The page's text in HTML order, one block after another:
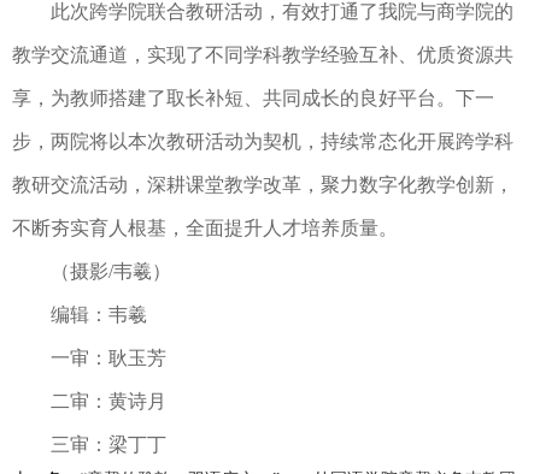
此次跨学院联合教研活动，有效打通了我院与商学院的
教学交流通道，实现了不同学科教学经验互补、优质资源共
享，为教师搭建了取长补短、共同成长的良好平台。下一
步，两院将以本次教研活动为契机，持续常态化开展跨学科
教研交流活动，深耕课堂教学改革，聚力数字化教学创新，
不断夯实育人根基，全面提升人才培养质量。
（摄影/韦羲）
编辑：韦羲
一审：耿玉芳
二审：黄诗月
三审：梁丁丁